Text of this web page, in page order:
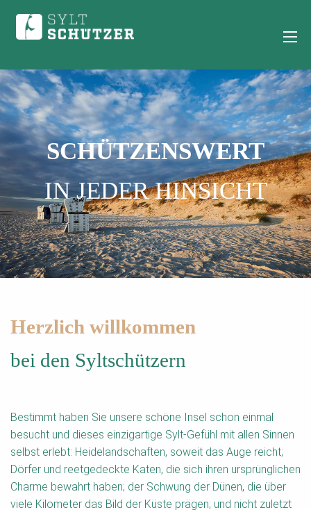
SCHÜTZENSWERT
IN JEDER HINSICHT
Herzlich willkommen
bei den Syltschützern
Bestimmt haben Sie unsere schöne Insel schon einmal
besucht und dieses einzigartige Sylt-Gefühl mit allen Sinnen
selbst erlebt: Heidelandschaften, soweit das Auge reicht;
Dörfer und reetgedeckte Katen, die sich ihren ursprünglichen
Charme bewahrt haben; der Schwung der Dünen, die über
viele Kilometer das Bild der Küste prägen; und nicht zuletzt